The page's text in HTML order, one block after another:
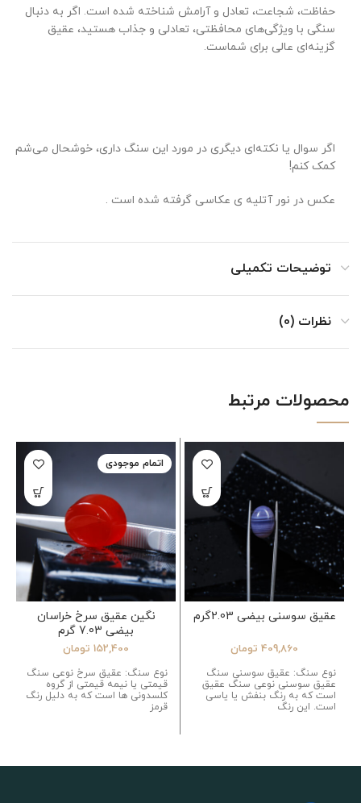
حفاظت، شجاعت، تعادل و آرامش شناخته شده است. اگر به دنبال
سنگی با ویژگی‌های محافظتی، تعادلی و جذاب هستید، عقیق
گزینه‌ای عالی برای شماست.
اگر سوال یا نکته‌ای دیگری در مورد این سنگ داری، خوشحال می‌شم
کمک کنم!
عکس در نور آتلیه ی عکاسی گرفته شده است .
توضیحات تکمیلی
نظرات (0)
محصولات مرتبط
عقیق سوسنی بیضی 2.03گرم
409,860 تومان
نوع سنگ: عقیق سوسنی سنگ
عقیق سوسنی نوعی سنگ عقیق
است که به رنگ بنفش یا یاسی
است. این رنگ
اتمام موجودی
نگین عقیق سرخ خراسان
بیضی 7.03 گرم
152,400 تومان
نوع سنگ: عقیق سرخ نوعی سنگ
قیمتی یا نیمه قیمتی از گروه
کلسدونی ها است که به دلیل رنگ
قرمز